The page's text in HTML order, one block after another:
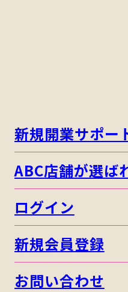
新規開業サポー
ABC店舗が選ば
ログイン
新規会員登録
お問い合わせ